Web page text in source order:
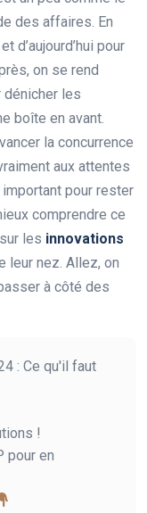
des affaires. En
d’aujourd’hui pour
on se rend
dénicher les
boîte en avant.
la concurrence
aux attentes
pour rester
comprendre ce
les innovations
leur nez. Allez, on
à côté des
: Ce qu'il faut
!
pour en